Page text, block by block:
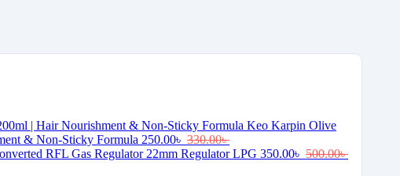
Keo Karpin Olive
& Non-Sticky Formula 250.00৳ 330.00৳
RFL Gas Regulator 22mm Regulator LPG 350.00৳ 500.00৳